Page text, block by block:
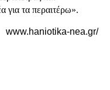
για τα περαιτέρω».
www.haniotika-nea.gr/